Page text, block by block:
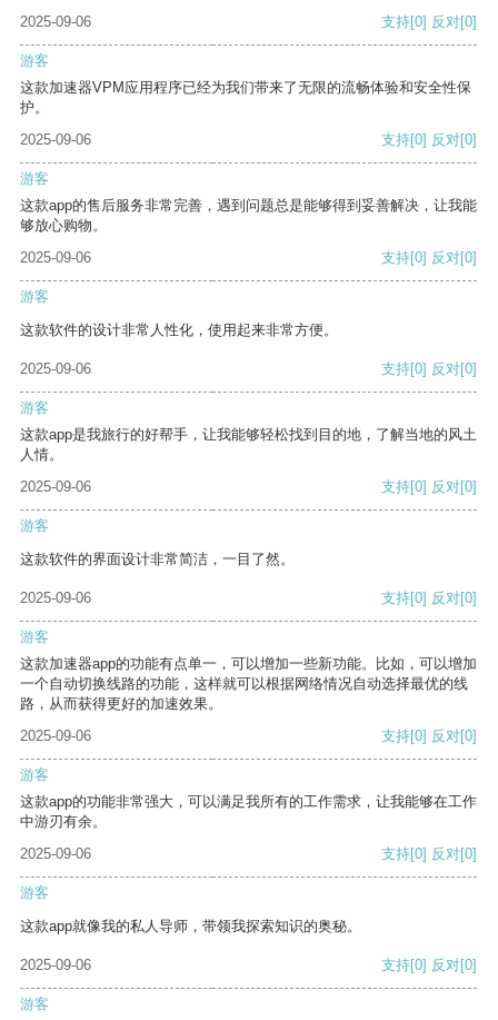
2025-09-06 支持[0] 反对[0]
游客
这款加速器VPM应用程序已经为我们带来了无限的流畅体验和安全性保
护。
2025-09-06
支持[0] 反对[0]
游客
这款app的售后服务非常完善，遇到问题总是能够得到妥善解决，让我能
够放心购物。
2025-09-06
支持[0] 反对[0]
游客
这款软件的设计非常人性化，使用起来非常方便。
2025-09-06 支持[0] 反对[0]
游客
这款app是我旅行的好帮手，让我能够轻松找到目的地，了解当地的风土
人情。
2025-09-06
支持[0] 反对[0]
游客
这款软件的界面设计非常简洁，一目了然。
2025-09-06 支持[0] 反对[0]
游客
这款加速器app的功能有点单一，可以增加一些新功能。比如，可以增加
一个自动切换线路的功能，这样就可以根据网络情况自动选择最优的线
路，从而获得更好的加速效果。
2025-09-06
支持[0] 反对[0]
游客
这款app的功能非常强大，可以满足我所有的工作需求，让我能够在工作
中游刃有余。
2025-09-06
支持[0] 反对[0]
游客
这款app就像我的私人导师，带领我探索知识的奥秘。
2025-09-06 支持[0] 反对[0]
游客